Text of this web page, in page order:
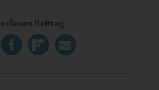
diesen Beitrag